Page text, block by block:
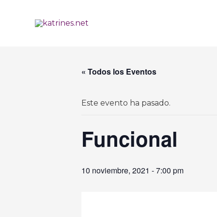
contenido
« Todos los Eventos
Este evento ha pasado.
Funcional
10 noviembre, 2021 - 7:00 pm